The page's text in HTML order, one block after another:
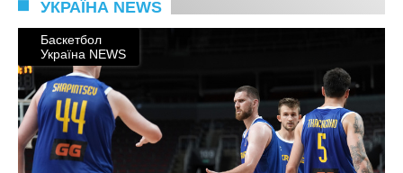
УКРАЇНА NEWS
Баскетбол
Україна NEWS